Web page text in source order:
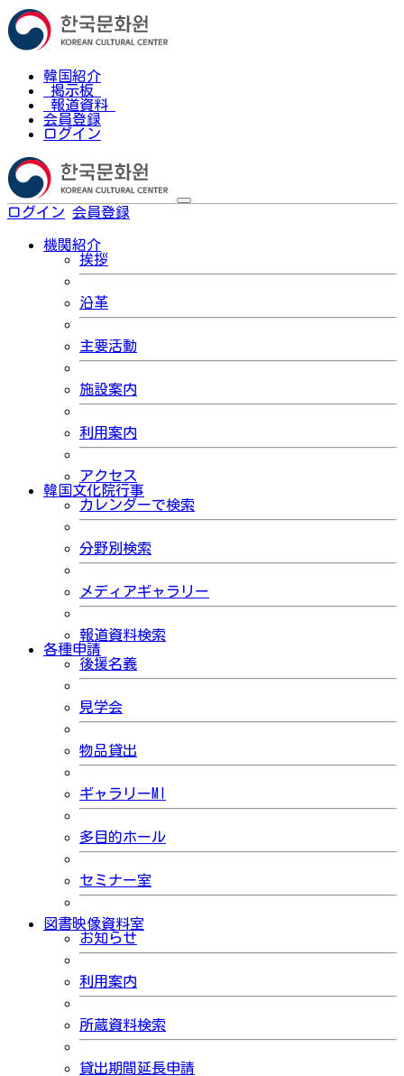
韓国紹介
掲示板
報道資料
会員登録
ログイン
ログイン 会員登録
機関紹介
挨拶
沿革
主要活動
施設案内
利用案内
アクセス
韓国文化院行事
カレンダーで検索
分野別検索
メディアギャラリー
報道資料検索
各種申請
後援名義
見学会
物品貸出
ギャラリーMI
多目的ホール
セミナー室
図書映像資料室
お知らせ
利用案内
所蔵資料検索
貸出期間延長申請